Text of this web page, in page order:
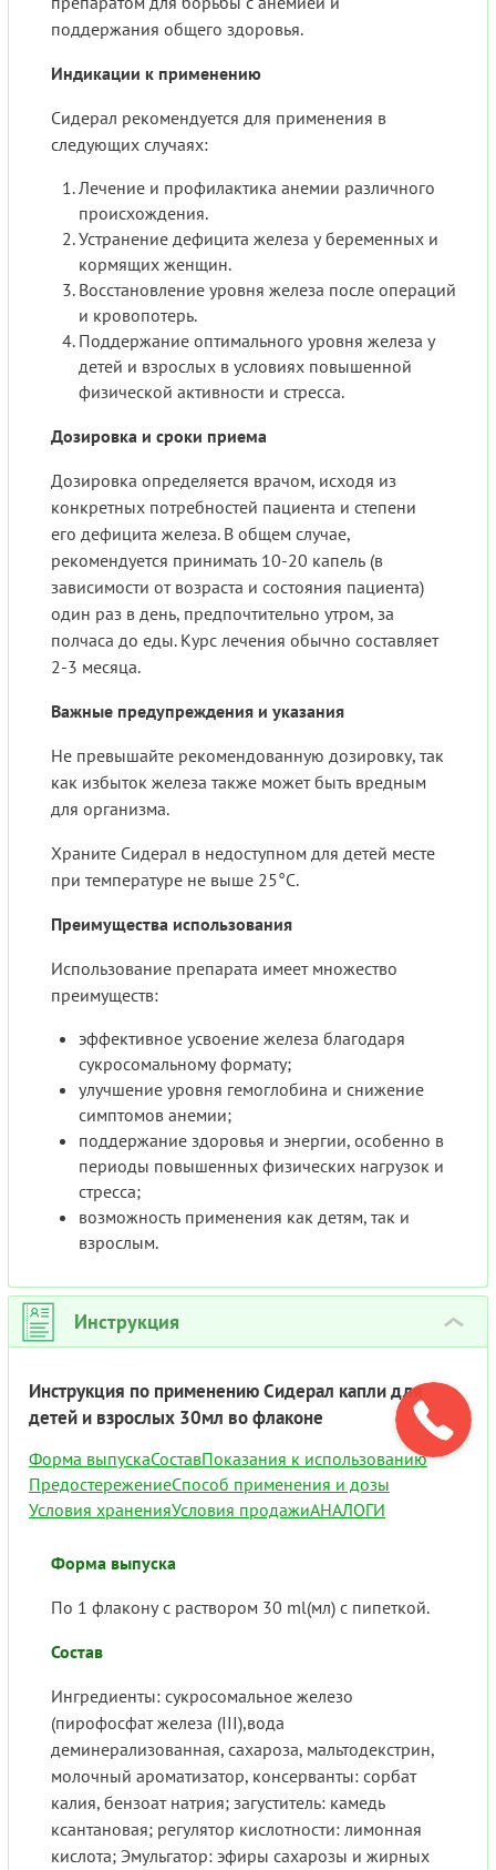
поддержания общего здоровья.
Индикации к применению
Сидерал рекомендуется для применения в
следующих случаях:
Лечение и профилактика анемии различного
происхождения.
Устранение дефицита железа у беременных и
кормящих женщин.
Восстановление уровня железа после операций
и кровопотерь.
Поддержание оптимального уровня железа у
детей и взрослых в условиях повышенной
физической активности и стресса.
Дозировка и сроки приема
Дозировка определяется врачом, исходя из
конкретных потребностей пациента и степени
его дефицита железа. В общем случае,
рекомендуется принимать 10-20 капель (в
зависимости от возраста и состояния пациента)
один раз в день, предпочтительно утром, за
полчаса до еды. Курс лечения обычно составляет
2-3 месяца.
Важные предупреждения и указания
Не превышайте рекомендованную дозировку, так
как избыток железа также может быть вредным
для организма.
Храните Сидерал в недоступном для детей месте
при температуре не выше 25°C.
Преимущества использования
Использование препарата имеет множество
преимуществ:
эффективное усвоение железа благодаря
сукросомальному формату;
улучшение уровня гемоглобина и снижение
симптомов анемии;
поддержание здоровья и энергии, особенно в
периоды повышенных физических нагрузок и
стресса;
возможность применения как детям, так и
взрослым.
Инструкция ›
Инструкция по применению Сидерал капли для
детей и взрослых 30мл во флаконе
Форма выпускаСоставПоказания к использованию
ПредостережениеСпособ применения и дозы
Условия храненияУсловия продажиАНАЛОГИ
Форма выпуска
По 1 флакону с раствором 30 ml(мл) с пипеткой.
Состав
Ингредиенты: сукросомальное железо
(пирофосфат железа (III),вода
деминерализованная, сахароза, мальтодекстрин,
молочный ароматизатор, консерванты: сорбат
калия, бензоат натрия; загуститель: камедь
ксантановая; регулятор кислотности: лимонная
кислота; Эмульгатор: эфиры сахарозы и жирных